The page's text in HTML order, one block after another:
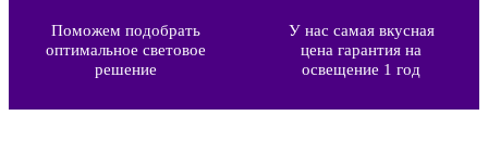
Поможем подобрать
оптимальное световое
решение
У нас самая вкусная
цена гарантия на
освещение 1 год